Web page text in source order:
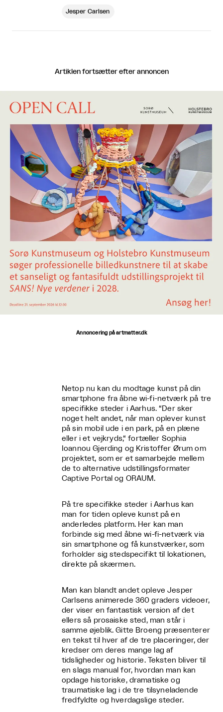
Jesper Carlsen
Artiklen fortsætter efter annoncen
Annoncering på artmatter.dk
Netop nu kan du modtage kunst på din
smartphone fra åbne wi-fi-netværk på tre
specifikke steder i Aarhus. “Der sker
noget helt andet, når man oplever kunst
på sin mobil ude i en park, på en plæne
eller i et vejkryds,“ fortæller Sophia
Ioannou Gjerding og Kristoffer Ørum om
projektet, som er et samarbejde mellem
de to alternative udstillingsformater
Captive Portal og ORAUM.
På tre specifikke steder i Aarhus kan
man for tiden opleve kunst på en
anderledes platform. Her kan man
forbinde sig med åbne wi-fi-netværk via
sin smartphone og få kunstværker, som
forholder sig stedspecifikt til lokationen,
direkte på skærmen.
Man kan blandt andet opleve Jesper
Carlsens animerede 360 graders videoer,
der viser en fantastisk version af det
ellers så prosaiske sted, man står i
samme øjeblik. Gitte Broeng præsenterer
en tekst til hver af de tre placeringer, der
kredser om deres mange lag af
tidsligheder og historie. Teksten bliver til
en slags manual for, hvordan man kan
opdage historiske, dramatiske og
traumatiske lag i de tre tilsyneladende
fredfyldte og hverdagslige steder.